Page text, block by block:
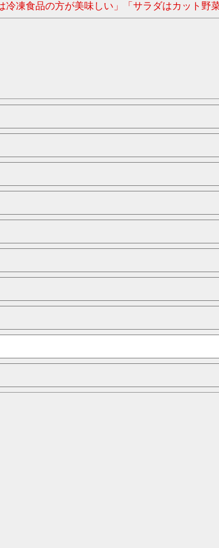
凍食品の方が美味しい」「サラダはカット野